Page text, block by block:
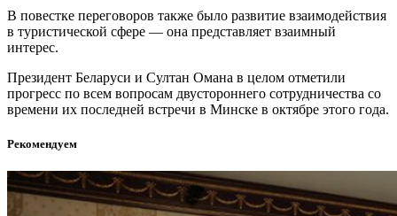
В повестке переговоров также было развитие взаимодействия
в туристической сфере — она представляет взаимный
интерес.
Президент Беларуси и Султан Омана в целом отметили
прогресс по всем вопросам двустороннего сотрудничества со
времени их последней встречи в Минске в октябре этого года.
Рекомендуем